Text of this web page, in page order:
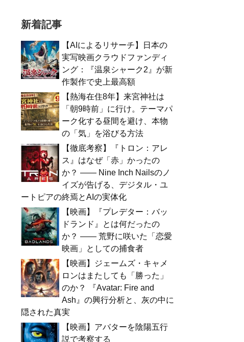
新着記事
【AIによるリサーチ】日本の
実写映画クラウドファンディ
ング：『温泉シャーク2』が新
作製作で史上最高額
【熱海在住8年】来宮神社は
「朝9時前」に行け。テーマパ
ーク化する昼間を避け、本物
の「気」を浴びる方法
【徹底考察】『トロン：アレ
ス』はなぜ「赤」かったの
か？ —— Nine Inch Nailsのノ
イズが告げる、デジタル・ユ
ートピアの終焉とAIの実体化
【映画】『プレデター：バッ
ドランド』とは何だったの
か？ —— 荒野に咲いた「恋愛
映画」としての捕食者
【映画】ジェームズ・キャメ
ロンはまたしても「勝った」
のか？ 『Avatar: Fire and
Ash』の興行分析と、灰の中に
隠された真実
【映画】アバターを陰陽五行
説で考察する